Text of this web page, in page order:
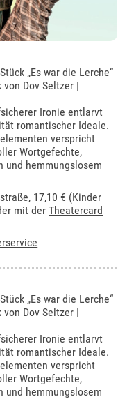
„Es war die Lerche“
Dov Seltzer |
Ironie entlarvt
romantischer Ideale.
verspricht
Wortgefechte,
und hemmungslosem
17,10 € (Kinder
mit derTheatercard
„Es war die Lerche“
Dov Seltzer |
Ironie entlarvt
romantischer Ideale.
verspricht
Wortgefechte,
und hemmungslosem